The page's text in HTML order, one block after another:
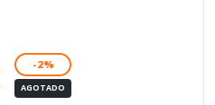
-2%
AGOTADO